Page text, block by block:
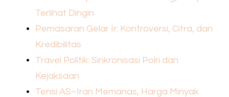
Terlihat Dingin
Pemasaran Gelar Ir: Kontroversi, Citra, dan
Kredibilitas
Travel Politik: Sinkronisasi Polri dan
Kejaksaan
Tensi AS–Iran Memanas, Harga Minyak